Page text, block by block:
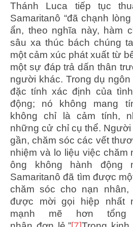
Thánh Luca tiếp tục
Samaritanô “đã chạnh
ẩn, theo nghĩa này, hàm
sâu xa thúc bách chúng
một cảm xúc phát xuất từ
một sự đáp trả dấn thân
người khác. Trong dụ
đặc tính xác định của
động; nó không mang
không chỉ là cảm tính,
những cử chỉ cụ thể.
gần, chăm sóc các vết
nhiệm và lo liệu việc chăm
ông không hành động
Samaritanô đã tìm được
chăm sóc cho nạn
được mời gọi hiệp nhất
mạnh mẽ hơn